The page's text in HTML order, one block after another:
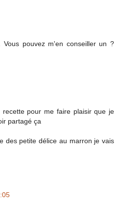
pouvez m'en conseiller un ?
pour me faire plaisir que je
partagé ça
des petite délice au marron je vais